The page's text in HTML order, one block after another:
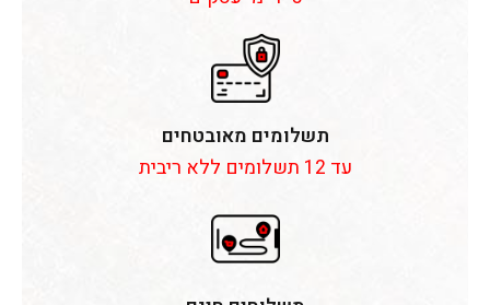
תשלומים מאובטחים
עד 12 תשלומים ללא ריבית